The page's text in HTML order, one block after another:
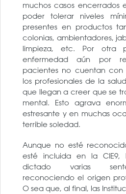
muchos casos encerrados
poder tolerar niveles
presentes en productos
colonias, ambientadores,
limpieza, etc. Por otra
enfermedad aún por
pacientes no cuentan con
los profesionales de la
que llegan a creer que se
mental. Esto agrava
estresante y en muchas
terrible soledad.
Aunque no esté
esté incluida en la CIE9,
dictado varias
reconociendo el origen
O sea que, al final, las